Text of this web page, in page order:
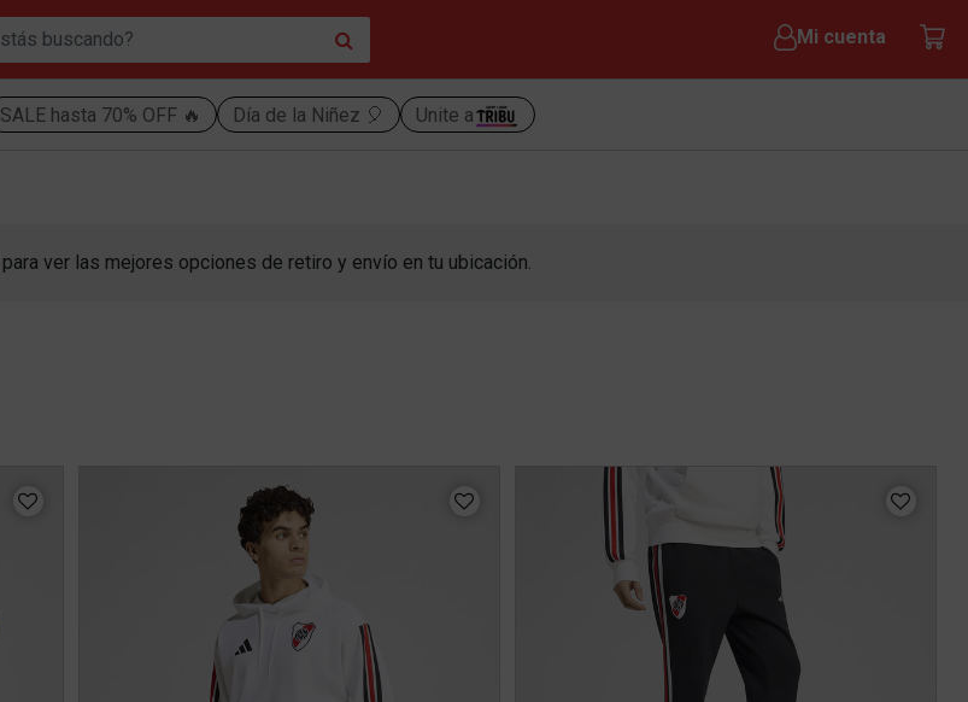
Mi cuenta
SALE hasta 70% OFF 🔥 Día de la Niñez 🎈 Unite a
para ver las mejores opciones de retiro y envío en tu ubicación.